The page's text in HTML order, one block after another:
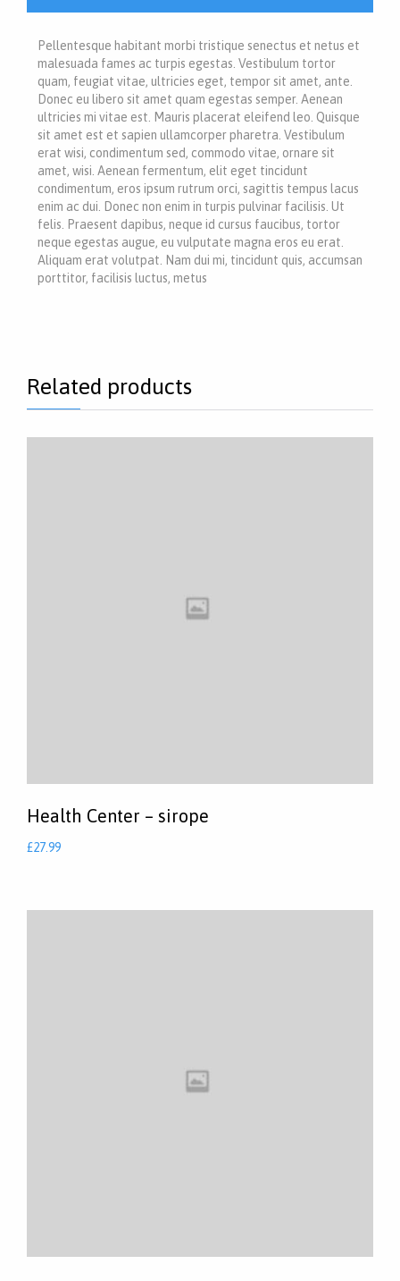
Pellentesque habitant morbi tristique senectus et netus et
malesuada fames ac turpis egestas. Vestibulum tortor
quam, feugiat vitae, ultricies eget, tempor sit amet, ante.
Donec eu libero sit amet quam egestas semper. Aenean
ultricies mi vitae est. Mauris placerat eleifend leo. Quisque
sit amet est et sapien ullamcorper pharetra. Vestibulum
erat wisi, condimentum sed, commodo vitae, ornare sit
amet, wisi. Aenean fermentum, elit eget tincidunt
condimentum, eros ipsum rutrum orci, sagittis tempus lacus
enim ac dui. Donec non enim in turpis pulvinar facilisis. Ut
felis. Praesent dapibus, neque id cursus faucibus, tortor
neque egestas augue, eu vulputate magna eros eu erat.
Aliquam erat volutpat. Nam dui mi, tincidunt quis, accumsan
porttitor, facilisis luctus, metus
Related products
Health Center – sirope
£27.99